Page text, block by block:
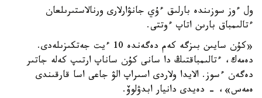
ول ءوز سوزىندە بارلىق ءۇي جانۋارلارى ورنالاستىرىلعان
ءتالىمباق بارىن اتاپ ءوتتى.
«كۇن سايىن بىزگە كەم دەگەندە 10 ءيت جەتكىزىلەدى.
دەمەك، ءتالىمباقتىڭ دا سانى كۇن ساناپ ارتىپ كەلە جاتىر
دەگەن ءسوز. الايدا ولاردى اسىراپ الۋ جاعى اسا قارقىندى
ەمەس»، - دەيدى دانيار ابدۋلوۆ.